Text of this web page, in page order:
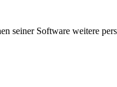
seiner Software weitere